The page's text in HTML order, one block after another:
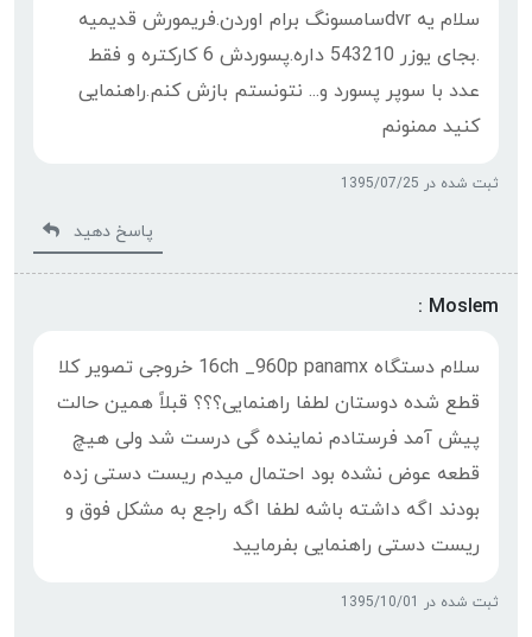
سلام یه dvrسامسونگ برام اوردن.فریمورش قدیمیه
.بجای یوزر 543210 داره.پسوردش 6 کارکتره و فقط
عدد با سوپر پسورد و... نتونستم بازش کنم.راهنمایی
کنید ممنونم
ثبت شده در 1395/07/25
پاسخ دهید
Moslem :
سلام دستگاه 16ch _960p panamx خروجی تصویر کلا
قطع شده دوستان لطفا راهنمایی؟؟؟ قبلاً همین حالت
پیش آمد فرستادم نماینده گی درست شد ولی هیچ
قطعه عوض نشده بود احتمال ميدم ريست دستی زده
بودند اگه داشته باشه لطفا اگه راجع به مشکل فوق و
ريست دستی راهنمایی بفرمایید
ثبت شده در 1395/10/01